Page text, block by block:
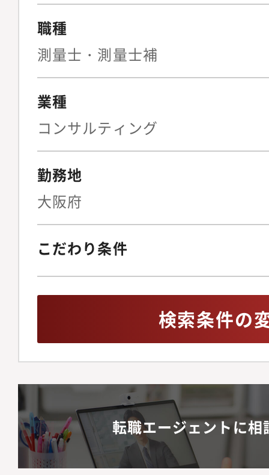
輩社員の指導のもと
拠点配属となります
職種
測量士・測量士補
業種
コンサルティング
勤務地
大阪府
こだわり条件
検索条件の
転職エージェントに相